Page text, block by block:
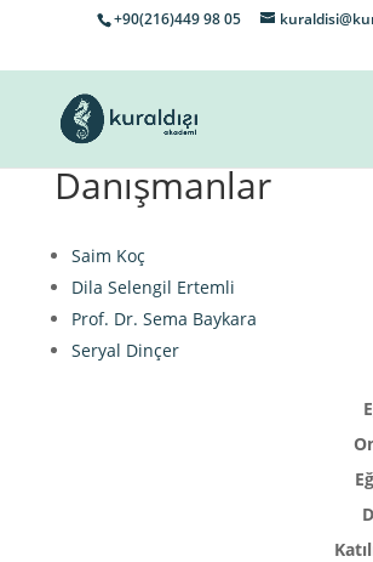
+90(216)449 98 05
Danışmanlar
Saim Koç
Dila Selengil Ertemli
Prof. Dr. Sema Baykara
Seryal Dinçer